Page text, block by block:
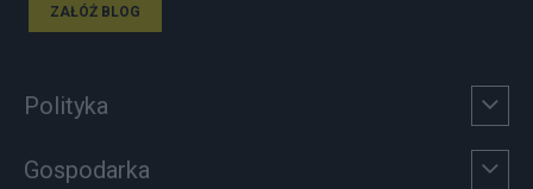
ZAŁÓŻ BLOG
Polityka
Gospodarka